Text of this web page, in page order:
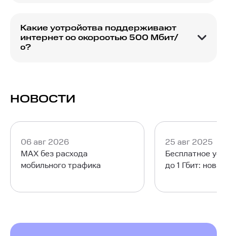
Какие устройства поддерживают
интернет со скоростью 500 Мбит/
с?
НОВОСТИ
06 авг 2026
MAX без расхода
мобильного трафика
25 авг 2025
Бесплатное
до 1 Гбит: